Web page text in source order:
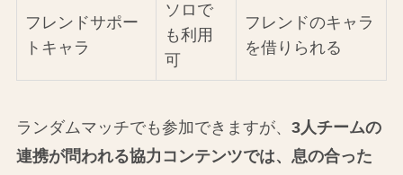
フレンドサポー
トキャラ
ソロで
も利用
可
フレンドのキャラ
を借りられる
ランダムマッチでも参加できますが、 3人チームの
連携が問われる協力コンテンツでは、息の合った